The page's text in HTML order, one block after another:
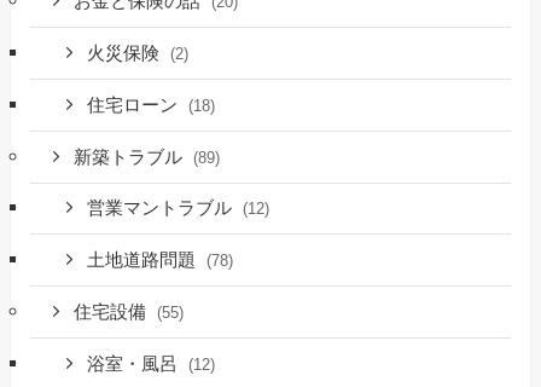
火災保険 (2)
住宅ローン (18)
新築トラブル (89)
営業マントラブル (12)
土地道路問題 (78)
住宅設備 (55)
浴室・風呂 (12)